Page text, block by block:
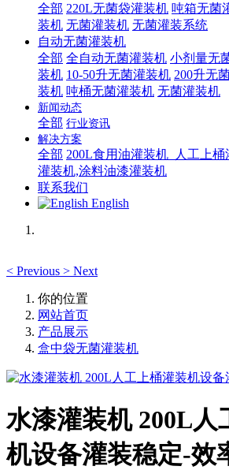
全部 220L无菌袋灌装机 吨箱无菌
装机 无菌灌装机 无菌灌装系统
自动无菌灌装机
全部 全自动无菌灌装机 小剂量无
装机 10-50升无菌灌装机 200升无
装机 吨桶无菌灌装机 无菌灌装机
新闻动态
全部 行业资讯
解决方案
全部 200L食用油灌装机_人工上桶
灌装机,涂料油漆灌装机
联系我们
English
< Previous > Next
你的位置
网站首页
产品展示
盒中袋无菌灌装机
水漆灌装机 200L人
机设备灌装稳定-效